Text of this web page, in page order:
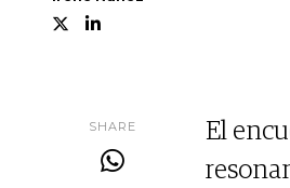
SHARE
El